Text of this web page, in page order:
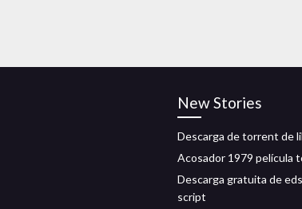
New Stories
Descarga de torrent de
Acosador 1979 película
Descarga gratuita de
script